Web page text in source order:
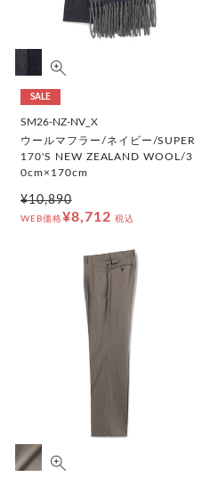
SALE
SM26-NZ-NV_X
ウールマフラー/ネイビー/SUPER
170'S NEW ZEALAND WOOL/3
0cm×170cm
¥10,890
WEB価格¥8,712 税込